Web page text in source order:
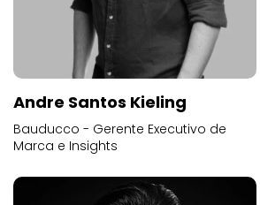
Andre Santos Kieling
Bauducco - Gerente Executivo de
Marca e Insights